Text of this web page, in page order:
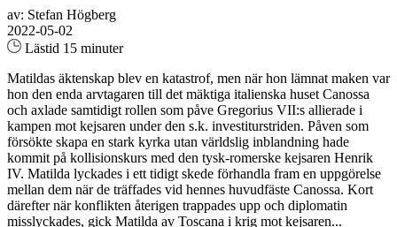
av: Stefan Högberg
2022-05-02
Lästid 15 minuter
Matildas äktenskap blev en katastrof, men när hon lämnat maken var
hon den enda arvtagaren till det mäktiga italienska huset Canossa
och axlade samtidigt rollen som påve Gregorius VII:s allierade i
kampen mot kejsaren under den s.k. investiturstriden. Påven som
försökte skapa en stark kyrka utan världslig inblandning hade
kommit på kollisionskurs med den tysk-romerske kejsaren Henrik
IV. Matilda lyckades i ett tidigt skede förhandla fram en uppgörelse
mellan dem när de träffades vid hennes huvudfäste Canossa. Kort
därefter när konflikten återigen trappades upp och diplomatin
misslyckades, gick Matilda av Toscana i krig mot kejsaren...